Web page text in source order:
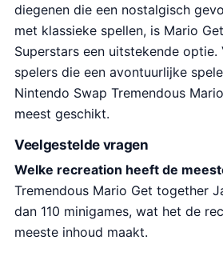
diegenen die een nostalgisch
met klassieke spellen, is Mario
Superstars een uitstekende optie.
spelers die een avontuurlijke
Nintendo Swap Tremendous
meest geschikt.
Veelgestelde vragen
Welke recreation heeft de
Tremendous Mario Get together
dan 110 minigames, wat het de
meeste inhoud maakt.